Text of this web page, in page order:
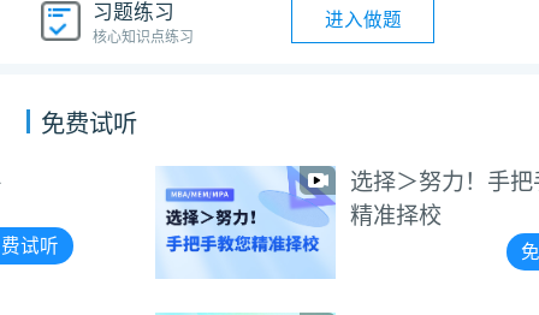
习题练习
核心知识点练习
进入做题
免费试听
选择＞努力！手把手教您
精准择校